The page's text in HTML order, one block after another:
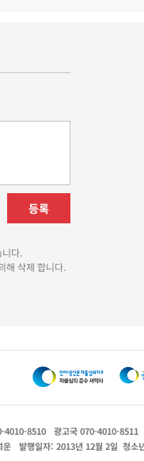
등록
다.
해 삭제 합니다.
4010-8510
광고국 070-4010-8511
운 발행일자: 2013년 12월 2일 청소